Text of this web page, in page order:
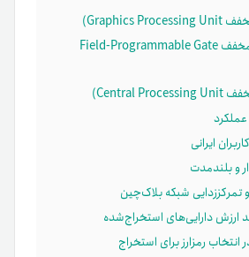
ماینرهای FPGA (مخفف Field-Programmable Gate
ایرانی